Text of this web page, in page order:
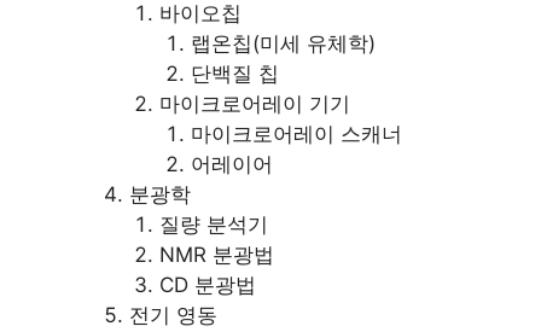
바이오칩
랩온칩(미세 유체학)
단백질 칩
마이크로어레이 기기
마이크로어레이 스캐너
어레이어
분광학
질량 분석기
NMR 분광법
CD 분광법
전기 영동